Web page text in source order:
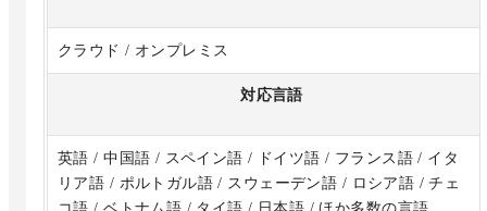
クラウド / オンプレミス
対応言語
英語 / 中国語 / スペイン語 / ドイツ語 / フランス語 / イタ
リア語 / ポルトガル語 / スウェーデン語 / ロシア語 / チェ